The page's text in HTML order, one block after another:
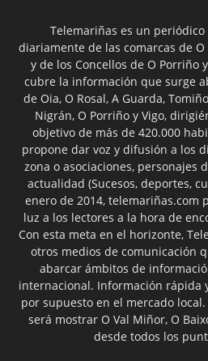
Telemariñas es un
diariamente de las comarcas de
y de los Concellos de O Porriño
cubre la información que surge
de Oia, O Rosal, A Guarda,
Nigrán, O Porriño y Vigo,
objetivo de más de 420.000
propone dar voz y difusión a los
zona o asociaciones, personajes
actualidad (Sucesos, deportes,
enero de 2014, telemariñas.com
luz a los lectores a la hora de
Con esta meta en el horizonte,
otros medios de comunicación
abarcar ámbitos de
internacional. Información rápida
por supuesto en el mercado
será mostrar O Val Miñor, O
desde todos los